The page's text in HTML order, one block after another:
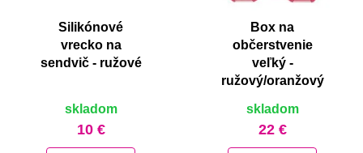
Silikónové
vrecko na
sendvič - ružové
skladom
10 €
Box na
občerstvenie
veľký -
ružový/oranžový
skladom
22 €